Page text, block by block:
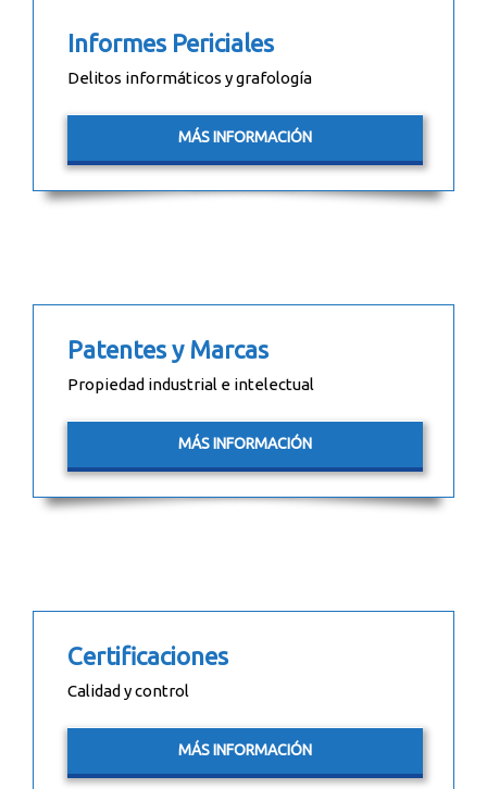
Informes Periciales
Delitos informáticos y grafología
MÁS INFORMACIÓN
Patentes y Marcas
Propiedad industrial e intelectual
MÁS INFORMACIÓN
Certificaciones
Calidad y control
MÁS INFORMACIÓN